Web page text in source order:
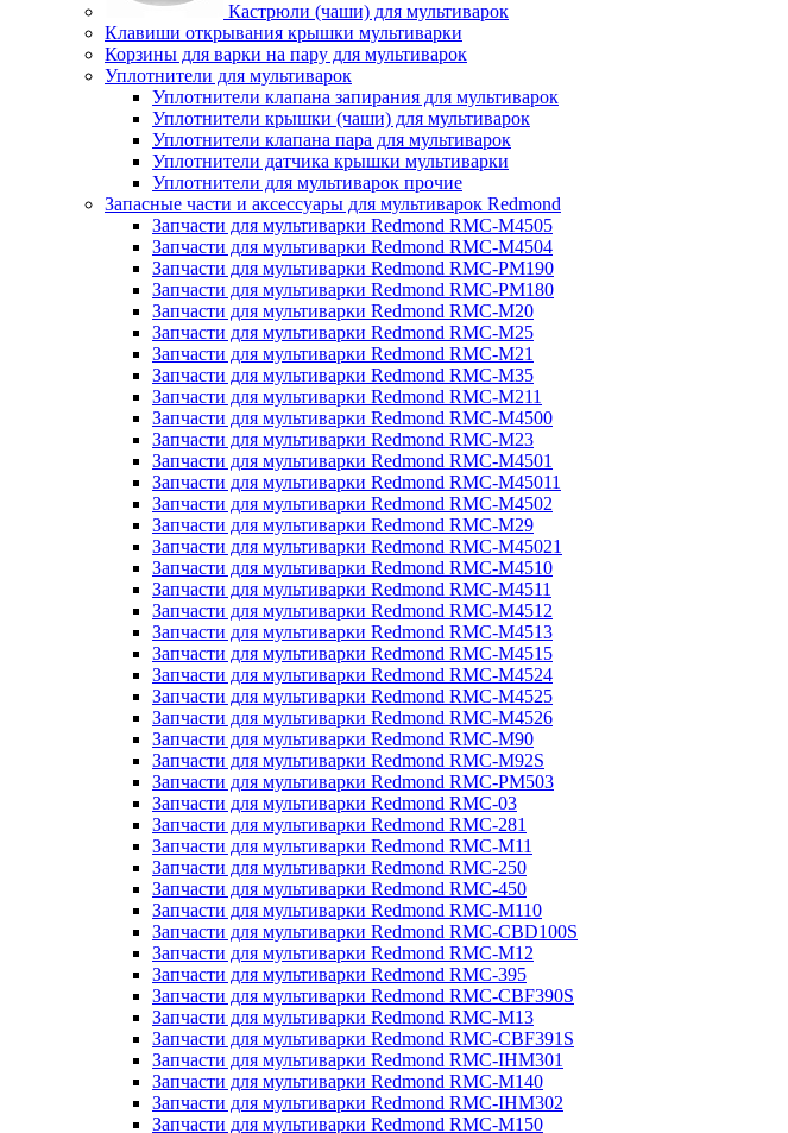
Кастрюли (чаши) для мультиварок
Клавиши открывания крышки мультиварки
Корзины для варки на пару для мультиварок
Уплотнители для мультиварок
Уплотнители клапана запирания для мультиварок
Уплотнители крышки (чаши) для мультиварок
Уплотнители клапана пара для мультиварок
Уплотнители датчика крышки мультиварки
Уплотнители для мультиварок прочие
Запасные части и аксессуары для мультиварок Redmond
Запчасти для мультиварки Redmond RMC-M4505
Запчасти для мультиварки Redmond RMC-M4504
Запчасти для мультиварки Redmond RMC-PM190
Запчасти для мультиварки Redmond RMC-PM180
Запчасти для мультиварки Redmond RMC-M20
Запчасти для мультиварки Redmond RMC-M25
Запчасти для мультиварки Redmond RMC-M21
Запчасти для мультиварки Redmond RMC-M35
Запчасти для мультиварки Redmond RMC-M211
Запчасти для мультиварки Redmond RMC-M4500
Запчасти для мультиварки Redmond RMC-M23
Запчасти для мультиварки Redmond RMC-M4501
Запчасти для мультиварки Redmond RMC-M45011
Запчасти для мультиварки Redmond RMC-M4502
Запчасти для мультиварки Redmond RMC-M29
Запчасти для мультиварки Redmond RMC-M45021
Запчасти для мультиварки Redmond RMC-M4510
Запчасти для мультиварки Redmond RMC-M4511
Запчасти для мультиварки Redmond RMC-M4512
Запчасти для мультиварки Redmond RMC-M4513
Запчасти для мультиварки Redmond RMC-M4515
Запчасти для мультиварки Redmond RMC-M4524
Запчасти для мультиварки Redmond RMC-M4525
Запчасти для мультиварки Redmond RMC-M4526
Запчасти для мультиварки Redmond RMC-M90
Запчасти для мультиварки Redmond RMC-M92S
Запчасти для мультиварки Redmond RMC-PM503
Запчасти для мультиварки Redmond RMC-03
Запчасти для мультиварки Redmond RMC-281
Запчасти для мультиварки Redmond RMC-M11
Запчасти для мультиварки Redmond RMC-250
Запчасти для мультиварки Redmond RMC-450
Запчасти для мультиварки Redmond RMC-M110
Запчасти для мультиварки Redmond RMC-CBD100S
Запчасти для мультиварки Redmond RMC-M12
Запчасти для мультиварки Redmond RMC-395
Запчасти для мультиварки Redmond RMC-CBF390S
Запчасти для мультиварки Redmond RMC-M13
Запчасти для мультиварки Redmond RMC-CBF391S
Запчасти для мультиварки Redmond RMC-IHM301
Запчасти для мультиварки Redmond RMC-M140
Запчасти для мультиварки Redmond RMC-IHM302
Запчасти для мультиварки Redmond RMC-M150